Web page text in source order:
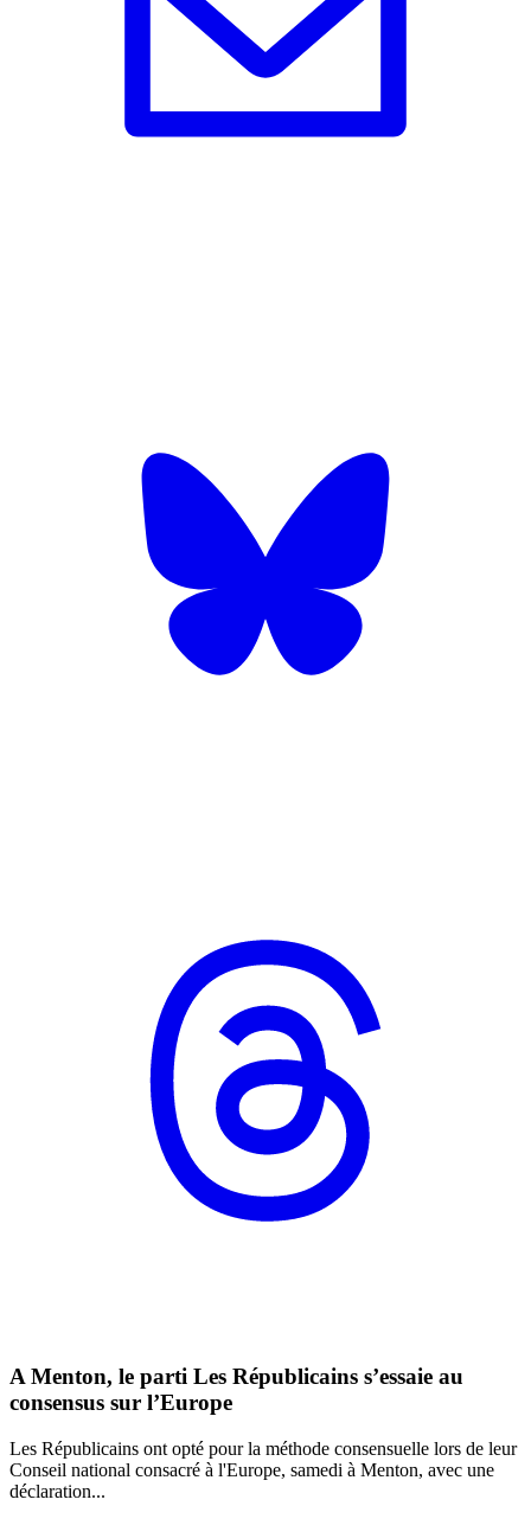
A Menton, le parti Les Républicains s’essaie au
consensus sur l’Europe
Les Républicains ont opté pour la méthode consensuelle lors de leur
Conseil national consacré à l'Europe, samedi à Menton, avec une
déclaration...